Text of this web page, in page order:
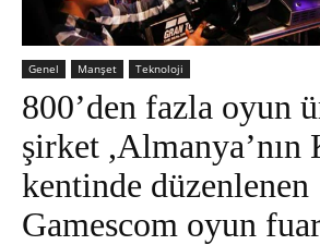
Genel Manşet Teknoloji
800’den fazla oyun
şirket ,Almanya’nın
kentinde düzenlenen
Gamescom oyun